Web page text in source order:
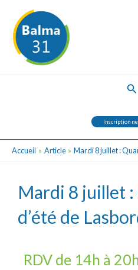
contenu
Inscription
Accueil Article Mardi 8 juillet :
Mardi 8 juillet
d’été de
RDV de 14h à
navigation